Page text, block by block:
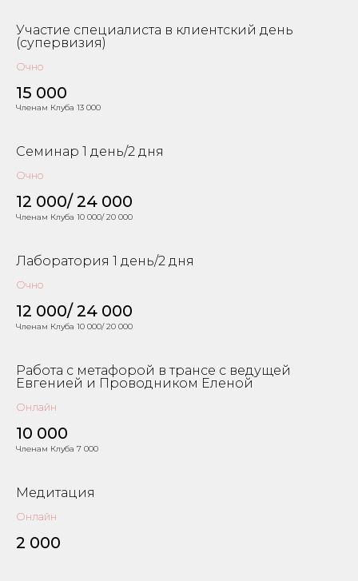
Участие специалиста в клиентский день
(супервизия)
Очно
15 000
Членам Клуба 13 000
Семинар 1 день/2 дня
Очно
12 000/ 24 000
Членам Клуба 10 000/ 20 000
Лаборатория 1 день/2 дня
Очно
12 000/ 24 000
Членам Клуба 10 000/ 20 000
Работа с метафорой в трансе с ведущей
Евгенией и Проводником Еленой
Онлайн
10 000
Членам Клуба 7 000
Медитация
Онлайн
2 000